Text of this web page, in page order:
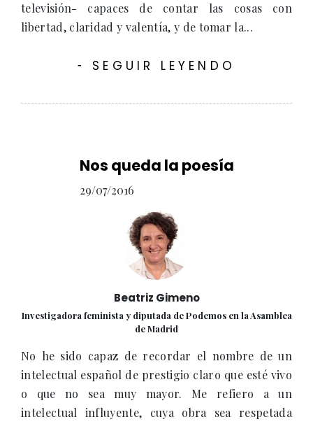
televisión- capaces de contar las cosas con
libertad, claridad y valentía, y de tomar la...
- SEGUIR LEYENDO
Nos queda la poesía
29/07/2016
Beatriz Gimeno
Investigadora feminista y diputada de Podemos en la Asamblea
de Madrid
No he sido capaz de recordar el nombre de un
intelectual español de prestigio claro que esté vivo
o que no sea muy mayor. Me refiero a un
intelectual influyente, cuya obra sea respetada